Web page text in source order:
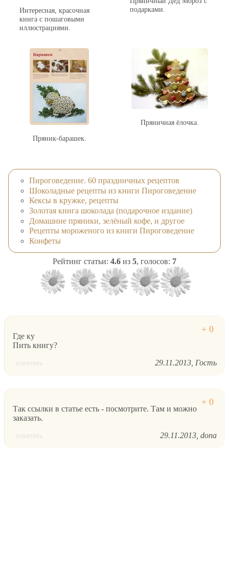
Интересная, красочная
книга с пошаговыми
иллюстрациями.
подарками.
Пряник-барашек.
Пряничная ёлочка.
Пироговедение. 60 праздничных рецептов
Шоколадные рецепты из книги Пироговедение
Кексы в кружке, рецепты
Золотая книга шоколада (подарочное издание)
Домашние пряники, зелёный кофе, и другое
Рецепты мороженого из книги Пироговедение
Конфеты
Рейтинг статьи: 4.6 из 5, голосов: 7
Где ку
Пить книгу?
ответить 29.11.2013 Гость
Так ссылки в статье есть - посмотрите. Там и можно
заказать.
ответить 29.11.2013 dona